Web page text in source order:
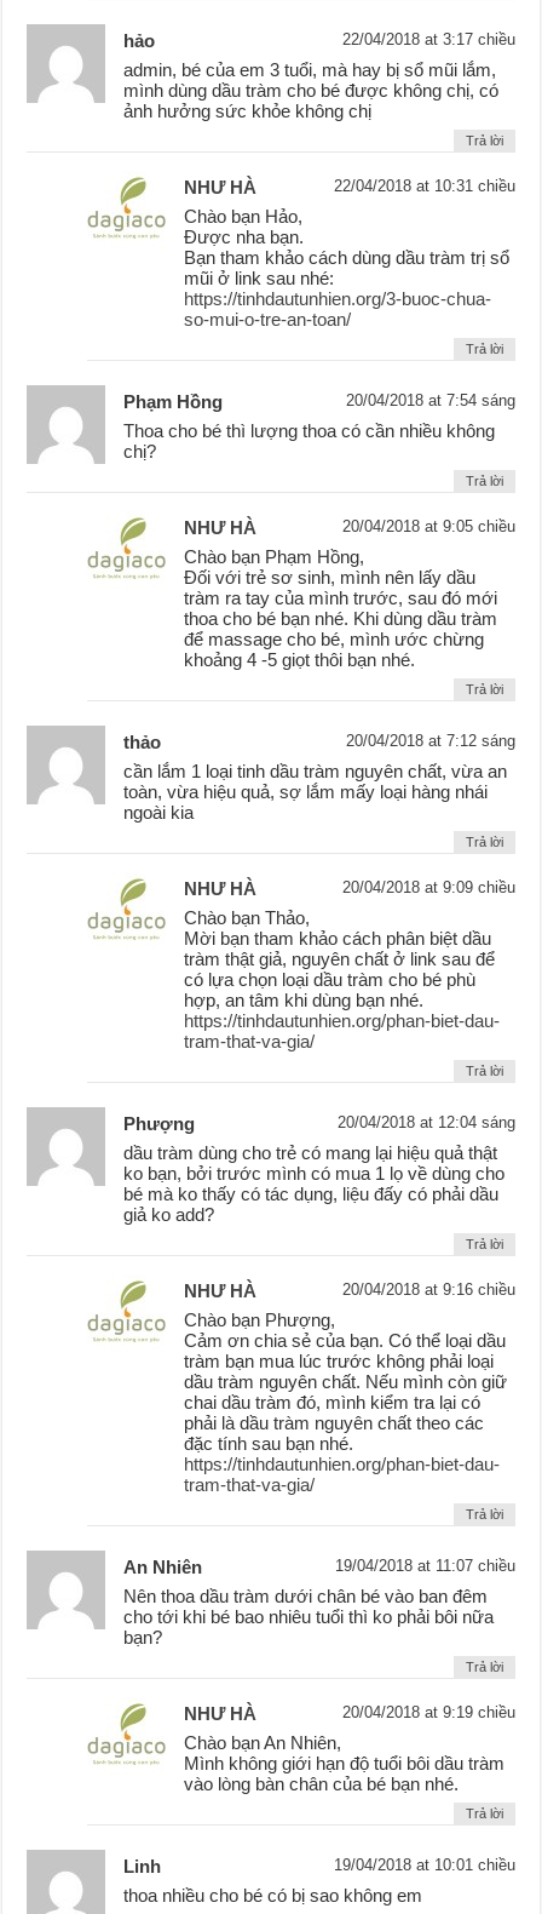
hảo 22/04/2018 at 3:17 chiều
admin, bé của em 3 tuổi, mà hay bị sổ mũi lắm,
mình dùng dầu tràm cho bé được không chị, có
ảnh hưởng sức khỏe không chị
Trả lời
NHƯ HÀ 22/04/2018 at 10:31 chiều
Chào bạn Hảo,
Được nha bạn.
Bạn tham khảo cách dùng dầu tràm trị sổ
mũi ở link sau nhé:
https://tinhdautunhien.org/3-buoc-chua-
so-mui-o-tre-an-toan/
Trả lời
Phạm Hồng 20/04/2018 at 7:54 sáng
Thoa cho bé thì lượng thoa có cần nhiều không
chị?
Trả lời
NHƯ HÀ 20/04/2018 at 9:05 chiều
Chào bạn Phạm Hồng,
Đối với trẻ sơ sinh, mình nên lấy dầu
tràm ra tay của mình trước, sau đó mới
thoa cho bé bạn nhé. Khi dùng dầu tràm
để massage cho bé, mình ước chừng
khoảng 4 -5 giọt thôi bạn nhé.
Trả lời
thảo 20/04/2018 at 7:12 sáng
cần lắm 1 loại tinh dầu tràm nguyên chất, vừa an
toàn, vừa hiệu quả, sợ lắm mấy loại hàng nhái
ngoài kia
Trả lời
NHƯ HÀ 20/04/2018 at 9:09 chiều
Chào bạn Thảo,
Mời bạn tham khảo cách phân biệt dầu
tràm thật giả, nguyên chất ở link sau để
có lựa chọn loại dầu tràm cho bé phù
hợp, an tâm khi dùng bạn nhé.
https://tinhdautunhien.org/phan-biet-dau-
tram-that-va-gia/
Trả lời
Phượng 20/04/2018 at 12:04 sáng
dầu tràm dùng cho trẻ có mang lại hiệu quả thật
ko bạn, bởi trước mình có mua 1 lọ về dùng cho
bé mà ko thấy có tác dụng, liệu đấy có phải dầu
giả ko add?
Trả lời
NHƯ HÀ 20/04/2018 at 9:16 chiều
Chào bạn Phượng,
Cảm ơn chia sẻ của bạn. Có thể loại dầu
tràm bạn mua lúc trước không phải loại
dầu tràm nguyên chất. Nếu mình còn giữ
chai dầu tràm đó, mình kiểm tra lại có
phải là dầu tràm nguyên chất theo các
đặc tính sau bạn nhé.
https://tinhdautunhien.org/phan-biet-dau-
tram-that-va-gia/
Trả lời
An Nhiên 19/04/2018 at 11:07 chiều
Nên thoa dầu tràm dưới chân bé vào ban đêm
cho tới khi bé bao nhiêu tuổi thì ko phải bôi nữa
bạn?
Trả lời
NHƯ HÀ 20/04/2018 at 9:19 chiều
Chào bạn An Nhiên,
Mình không giới hạn độ tuổi bôi dầu tràm
vào lòng bàn chân của bé bạn nhé.
Trả lời
Linh 19/04/2018 at 10:01 chiều
thoa nhiều cho bé có bị sao không em